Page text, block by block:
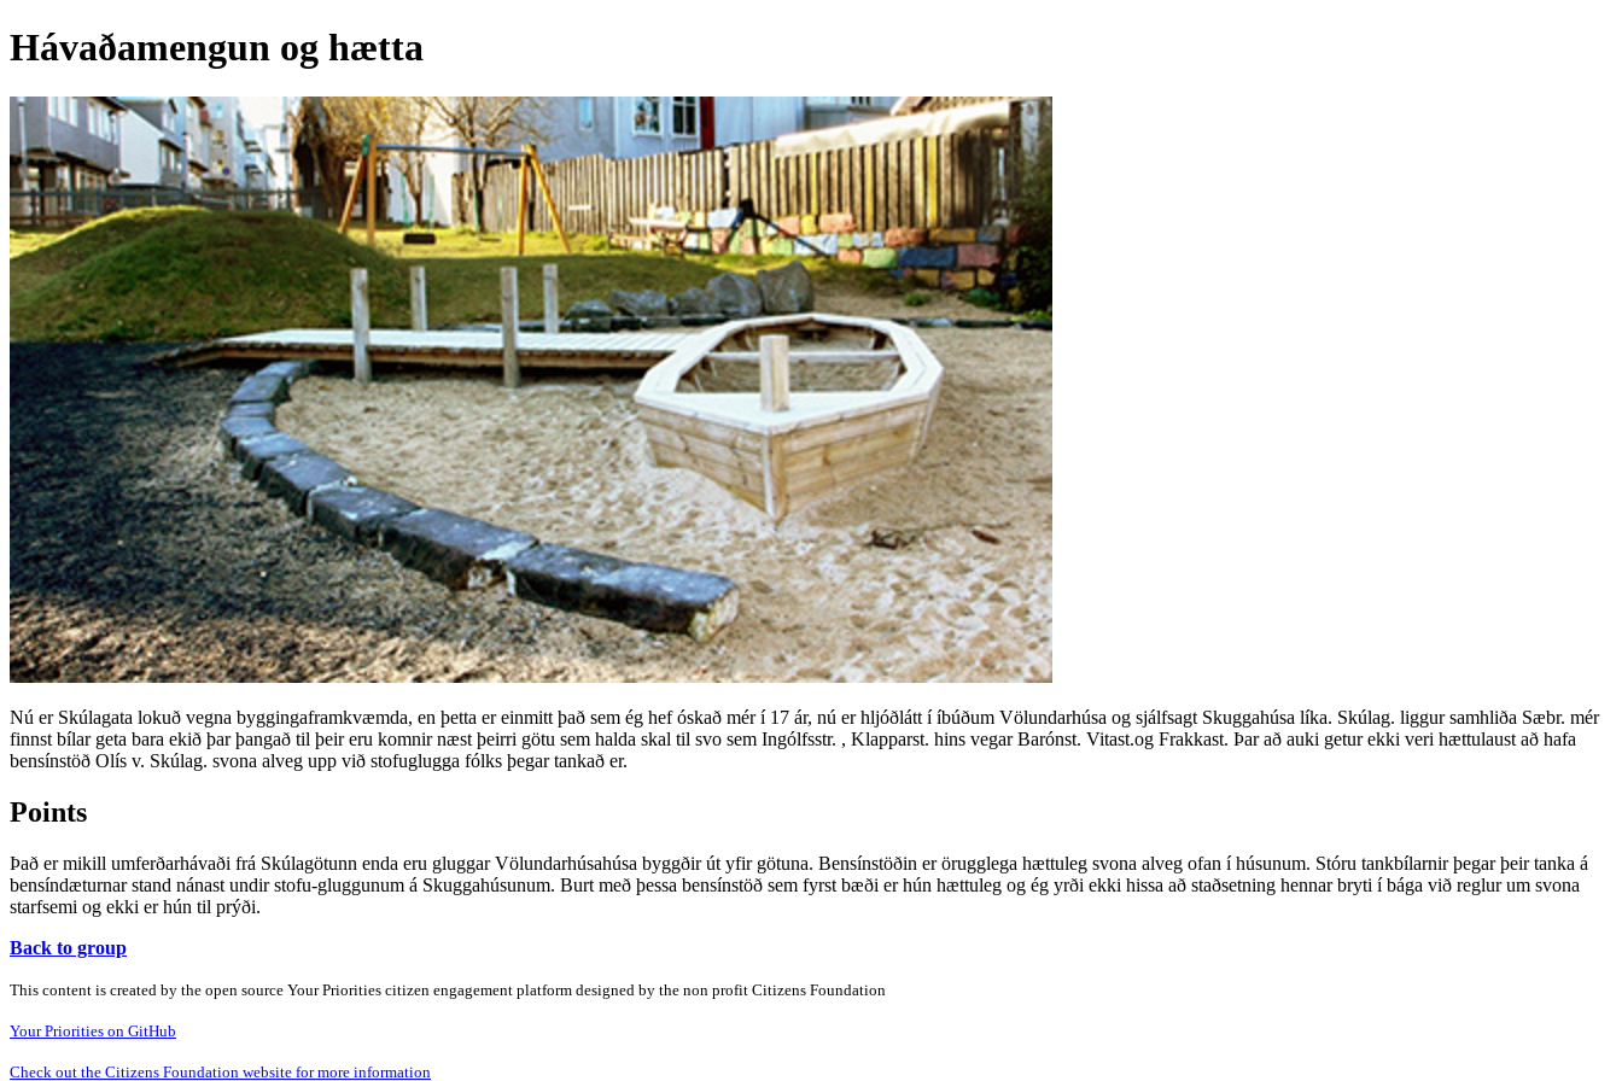
Hávaðamengun og hætta
Nú er Skúlagata lokuð vegna byggingaframkvæmda, en þetta er einmitt það sem ég hef óskað mér í 17 ár, nú er hljóðlátt í íbúðum Völundarhúsa og sjálfsagt Skuggahúsa líka. Skúlag. liggur samhliða Sæbr. mér
finnst bílar geta bara ekið þar þangað til þeir eru komnir næst þeirri götu sem halda skal til svo sem Ingólfsstr. , Klapparst. hins vegar Barónst. Vitast.og Frakkast. Þar að auki getur ekki veri hættulaust að hafa
bensínstöð Olís v. Skúlag. svona alveg upp við stofuglugga fólks þegar tankað er.
Points
Það er mikill umferðarhávaði frá Skúlagötunn enda eru gluggar Völundarhúsahúsa byggðir út yfir götuna. Bensínstöðin er örugglega hættuleg svona alveg ofan í húsunum. Stóru tankbílarnir þegar þeir tanka á
bensíndæturnar stand nánast undir stofu-gluggunum á Skuggahúsunum. Burt með þessa bensínstöð sem fyrst bæði er hún hættuleg og ég yrði ekki hissa að staðsetning hennar bryti í bága við reglur um svona
starfsemi og ekki er hún til prýði.
Back to group
This content is created by the open source Your Priorities citizen engagement platform designed by the non profit Citizens Foundation
Your Priorities on GitHub
Check out the Citizens Foundation website for more information